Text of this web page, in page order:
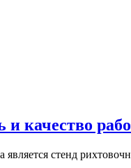
и качество
стенд